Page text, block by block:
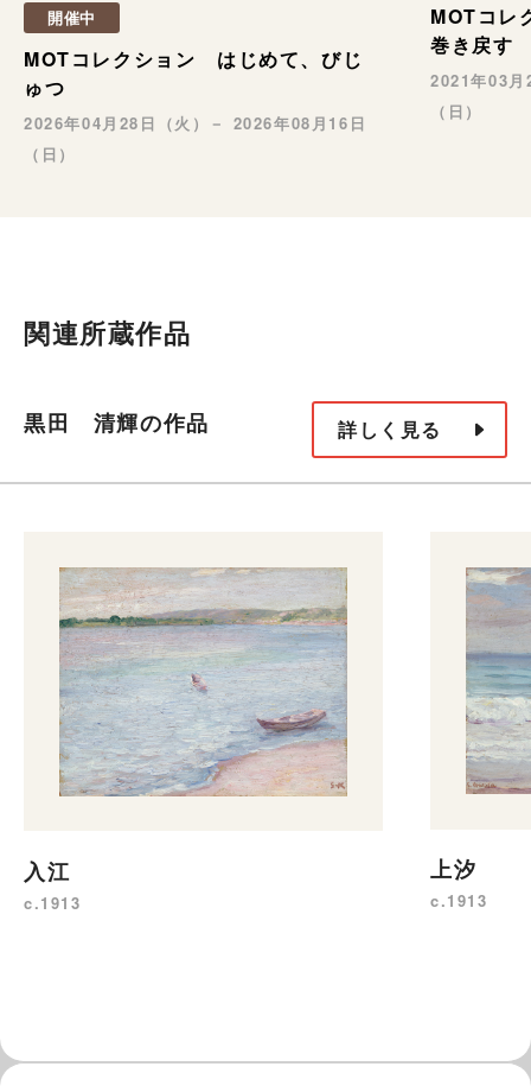
開催中
MOTコレクション はじめて、びじ
ゅつ
2026年04月28日（火）－ 2026年08月16日
（日）
MOTコレ
巻き戻す
2021年03
（日）
関連所蔵作品
黒田 清輝の作品 詳しく見る
入江
c.1913
上汐
c.1913